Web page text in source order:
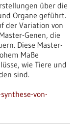
über die
Organe geführt.
der Variation von
Genen, die
Diese Master-
Maße
wie Tiere und
sind.
von-